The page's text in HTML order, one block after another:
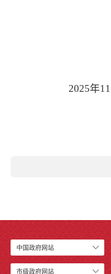
2025年11
中国政府网站
市级政府网站